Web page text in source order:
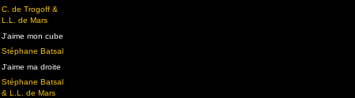
C. de Trogoff &
L.L. de Mars
J'aime mon cube
Stéphane Batsal
J'aime ma droite
Stéphane Batsal
& L.L. de Mars